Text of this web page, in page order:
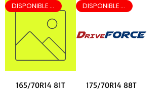
DISPONIBLE EN LEON EN 2 HRS
165/70R14 81T
DISPONIBLE EN LEON EN 2 HRS
175/70R14 88T